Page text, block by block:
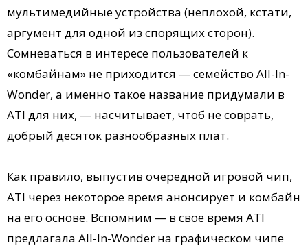
мультимедийные устройства (неплохой, кстати,
аргумент для одной из спорящих сторон).
Сомневаться в интересе пользователей к
«комбайнам» не приходится — семейство All-In-
Wonder, а именно такое название придумали в
ATI для них, — насчитывает, чтоб не соврать,
добрый десяток разнообразных плат.
Как правило, выпустив очередной игровой чип,
ATI через некоторое время анонсирует и комбайн
на его основе. Вспомним — в свое время ATI
предлагала All-In-Wonder на графическом чипе